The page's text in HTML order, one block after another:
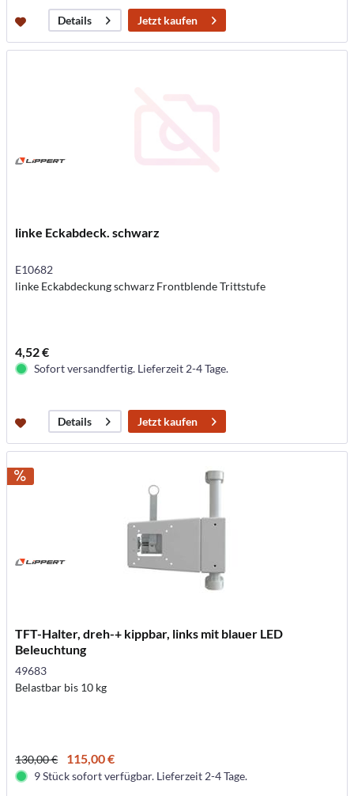
Details Jetzt kaufen
linke Eckabdeck. schwarz
E10682
linke Eckabdeckung schwarz Frontblende Trittstufe
4,52 €
Sofort versandfertig. Lieferzeit 2-4 Tage.
Details Jetzt kaufen
TFT-Halter, dreh-+ kippbar, links mit blauer LED
Beleuchtung
49683
Belastbar bis 10 kg
130,00 € 115,00 €
9 Stück sofort verfügbar. Lieferzeit 2-4 Tage.